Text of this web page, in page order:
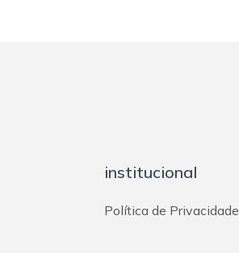
institucional
Política de Privacidade